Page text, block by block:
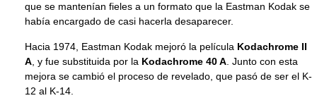
que se mantenían fieles a un formato que la Eastman Kodak se
había encargado de casi hacerla desaparecer.
Hacia 1974, Eastman Kodak mejoró la película Kodachrome II
A , y fue substituida por la Kodachrome 40 A . Junto con esta
mejora se cambió el proceso de revelado, que pasó de ser el K-
12 al K-14.